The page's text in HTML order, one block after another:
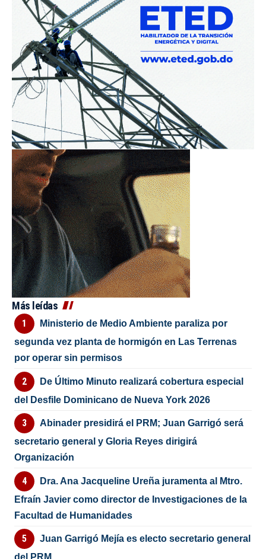
Más leídas
Ministerio de Medio Ambiente paraliza por
segunda vez planta de hormigón en Las Terrenas
por operar sin permisos
De Último Minuto realizará cobertura especial
del Desfile Dominicano de Nueva York 2026
Abinader presidirá el PRM; Juan Garrigó será
secretario general y Gloria Reyes dirigirá
Organización
Dra. Ana Jacqueline Ureña juramenta al Mtro.
Efraín Javier como director de Investigaciones de la
Facultad de Humanidades
Juan Garrigó Mejía es electo secretario general